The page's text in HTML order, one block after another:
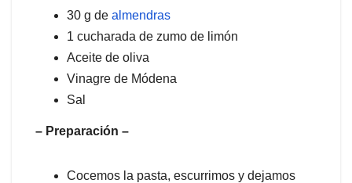
30 g de almendras
1 cucharada de zumo de limón
Aceite de oliva
Vinagre de Módena
Sal
– Preparación –
Cocemos la pasta, escurrimos y dejamos